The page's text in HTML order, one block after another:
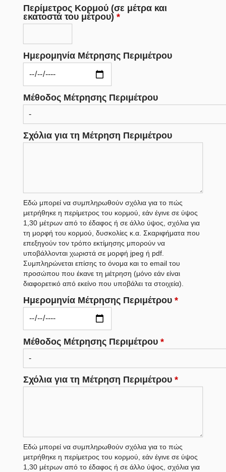
Περίμετρος Κορμού (σε μέτρα και
εκατοστά του μέτρου) *
Ημερομηνία Μέτρησης Περιμέτρου
Μέθοδος Μέτρησης Περιμέτρου
Σχόλια για τη Μέτρηση Περιμέτρου
Εδώ μπορεί να συμπληρωθούν σχόλια για το πώς
μετρήθηκε η περίμετρος του κορμού, εάν έγινε σε ύψος
1,30 μέτρων από το έδαφος ή σε άλλο ύψος, σχόλια για
τη μορφή του κορμού, δυσκολίες κ.α. Σκαριφήματα που
επεξηγούν τον τρόπο εκτίμησης μπορούν να
υποβάλλονται χωριστά σε μορφή jpeg ή pdf.
Συμπληρώνεται επίσης το όνομα και το email του
προσώπου που έκανε τη μέτρηση (μόνο εάν είναι
διαφορετικό από εκείνο που υποβάλει τα στοιχεία).
Ημερομηνία Μέτρησης Περιμέτρου *
Μέθοδος Μέτρησης Περιμέτρου *
Σχόλια για τη Μέτρηση Περιμέτρου *
Εδώ μπορεί να συμπληρωθούν σχόλια για το πώς
μετρήθηκε η περίμετρος του κορμού, εάν έγινε σε ύψος
1,30 μέτρων από το έδαφος ή σε άλλο ύψος, σχόλια για